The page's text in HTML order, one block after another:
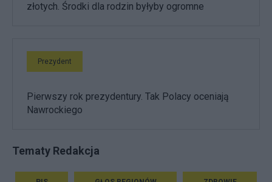
złotych. Środki dla rodzin byłyby ogromne
Prezydent
Pierwszy rok prezydentury. Tak Polacy oceniają
Nawrockiego
Tematy Redakcja